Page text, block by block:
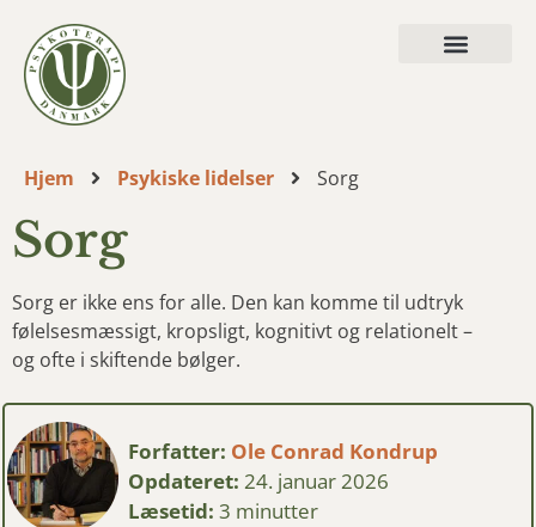
Hjem Psykiske lidelser Sorg
Sorg
Sorg er ikke ens for alle. Den kan komme til udtryk
følelsesmæssigt, kropsligt, kognitivt og relationelt –
og ofte i skiftende bølger.
Forfatter: Ole Conrad Kondrup
Opdateret: 24. januar 2026
Læsetid: 3 minutter